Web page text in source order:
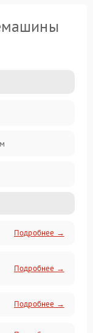
Подробнее →
Подробнее →
Подробнее →